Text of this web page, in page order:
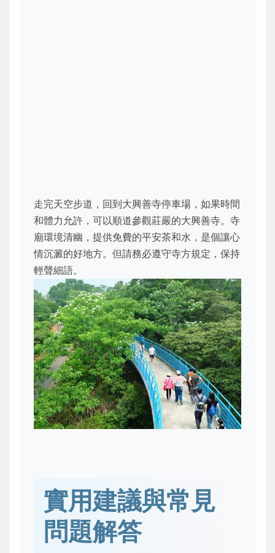
走完天空步道，回到大興善寺停車場，如果時間
和體力允許，可以順道參觀莊嚴的大興善寺。寺
廟環境清幽，提供免費的平安茶和水，是個讓心
情沉澱的好地方。但請務必遵守寺方規定，保持
輕聲細語。
實用建議與常見
問題解答